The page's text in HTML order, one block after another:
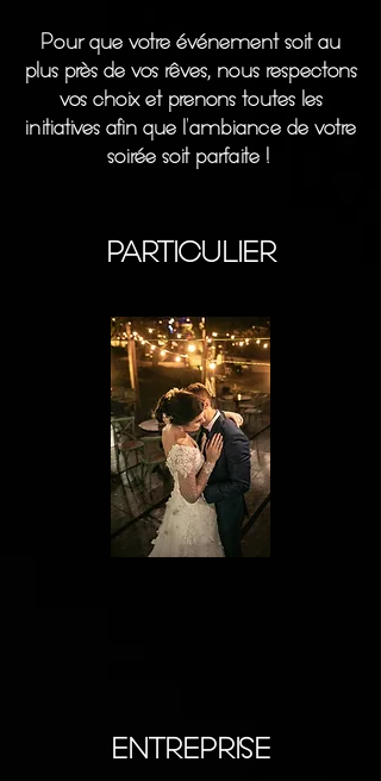
Pour que votre événement soit au
plus près de vos rêves, nous respectons
vos choix et prenons toutes les
initiatives afin que l'ambiance de votre
soirée soit parfaite !
PARTICULIER
ENTREPRISE